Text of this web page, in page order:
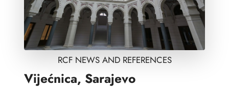
RCF NEWS AND REFERENCES
Vijećnica, Sarajevo